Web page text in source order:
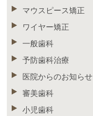
マウスピース矯正
ワイヤー矯正
一般歯科
予防歯科治療
医院からのお知らせ
審美歯科
小児歯科